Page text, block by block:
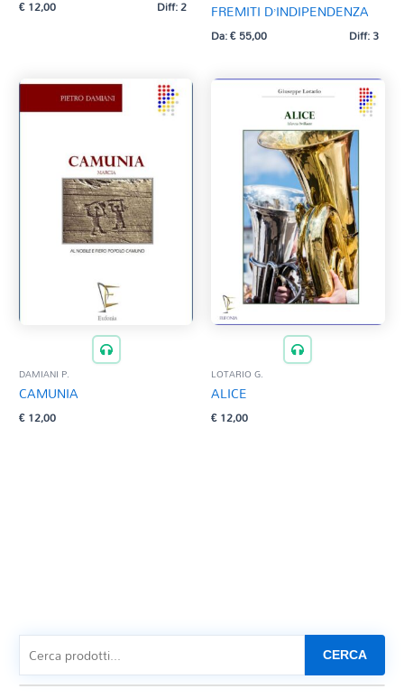
€12,00 Diff: 2 FREMITI D’INDIPENDENZA
Da:€55,00 Diff: 3
DAMIANI P.
CAMUNIA
€12,00
LOTARIO G.
ALICE
€12,00
CERCA